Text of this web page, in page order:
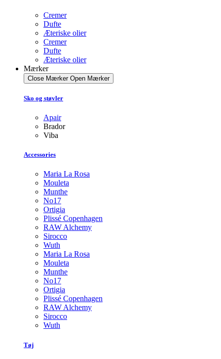
Cremer
Dufte
Æteriske olier
Cremer
Dufte
Æteriske olier
Mærker
Close Mærker Open Mærker
Sko og støvler
Apair
Brador
Viba
Accessories
Maria La Rosa
Mouleta
Munthe
No17
Ortigia
Plissé Copenhagen
RAW Alchemy
Sirocco
Wuth
Maria La Rosa
Mouleta
Munthe
No17
Ortigia
Plissé Copenhagen
RAW Alchemy
Sirocco
Wuth
Tøj